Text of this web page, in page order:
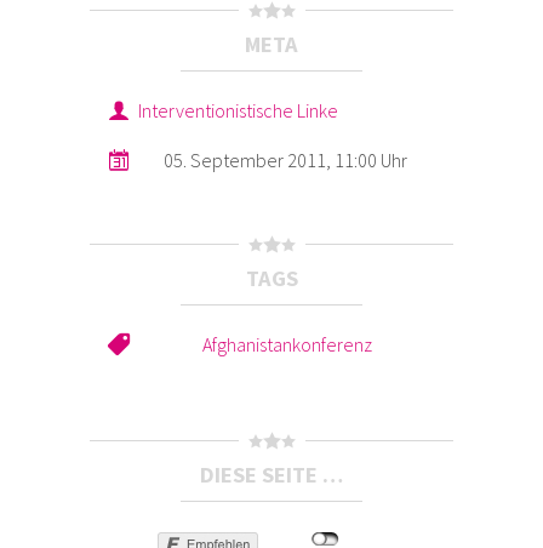
META
Interventionistische Linke
05. September 2011, 11:00 Uhr
TAGS
Afghanistankonferenz
DIESE SEITE …